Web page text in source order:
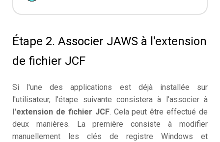
Étape 2. Associer JAWS à l'extension
de fichier JCF
Si l'une des applications est déjà installée sur
l'utilisateur, l'étape suivante consistera à l'associer à
l'extension de fichier JCF. Cela peut être effectué de
deux manières. La première consiste à modifier
manuellement les clés de registre Windows et